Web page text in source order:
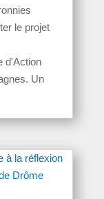
le projet
d'Action
Un